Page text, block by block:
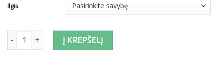
Ilgis
produkto kiekis: Vienasienio kamino prailginimas Cox Geelen
Į KREPŠELĮ